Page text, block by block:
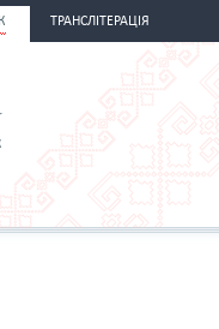
ТРАНСЛІТЕРАЦІЯ